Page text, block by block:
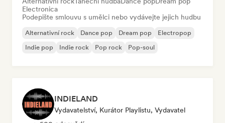
Electronica
Podepište smlouvu s umělci nebo vydávejte jejich hudbu
Alternativní rock Dance pop Dream pop
Electropop
Indie pop
Indie rock Pop rock Pop-soul
INDIELAND
Vydavatelství, Kurátor Playlistu, Vydavatel